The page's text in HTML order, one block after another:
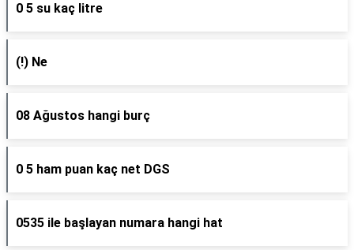
0 5 su kaç litre
(!) Ne
08 Ağustos hangi burç
0 5 ham puan kaç net DGS
0535 ile başlayan numara hangi hat